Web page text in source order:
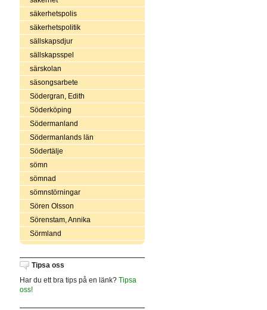
säkerhetspolis
säkerhetspolitik
sällskapsdjur
sällskapsspel
särskolan
säsongsarbete
Södergran, Edith
Söderköping
Södermanland
Södermanlands län
Södertälje
sömn
sömnad
sömnstörningar
Sören Olsson
Sörenstam, Annika
Sörmland
Tipsa oss
Har du ett bra tips på en länk? Tipsa
oss!